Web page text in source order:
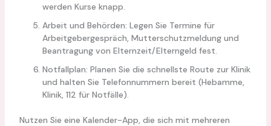
werden Kurse knapp.
Arbeit und Behörden: Legen Sie Termine für
Arbeitgebergespräch, Mutterschutzmeldung und
Beantragung von Elternzeit/Elterngeld fest.
Notfallplan: Planen Sie die schnellste Route zur Klinik
und halten Sie Telefonnummern bereit (Hebamme,
Klinik, 112 für Notfälle).
Nutzen Sie eine Kalender-App, die sich mit mehreren